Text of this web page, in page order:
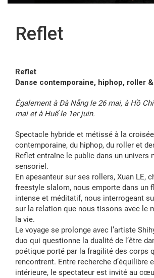
Reflet
Reflet
Danse contemporaine, hiphop, roller
Également à Đà Nẵng le 26 mai, à Hồ
mai et à Huế le 1er juin.
Spectacle hybride et métissé à la
contemporaine, du hiphop, du roller et
Reflet entraîne le public dans un univers
sensoriel.
En apesanteur sur ses rollers, Xuan LE,
freestyle slalom, nous emporte dans un
intense et méditatif, nous interrogeant
sur la relation que nous tissons avec le
la vie.
Le voyage se prolonge avec l’artiste
duo qui questionne la dualité de l’être
poétique porté par la fragilité des corps
rencontrent. Entre recherche d’équilibre
intérieure, le spectateur est invité au